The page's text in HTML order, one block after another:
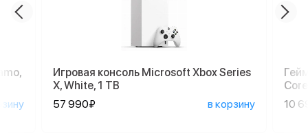
Игровая консоль Microsoft Xbox Series
X, White, 1 TB
57 990₽
в корзину
10